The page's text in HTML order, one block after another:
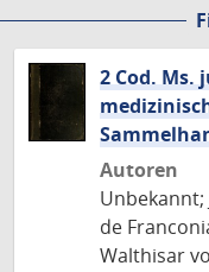
2 Cod. Ms.
Autoren
Unbekannt;
de
Walthisar